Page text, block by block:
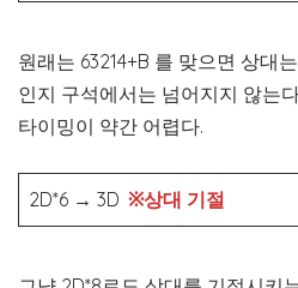
원래는 63214+B 를 맞으면 상대
인지 구석에서는 넘어지지 않는
타이밍이 약간 어렵다.
2D*6 → 3D ※상대 기절